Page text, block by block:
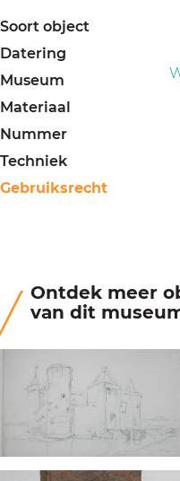
Soort object
Datering
Museum
Materiaal
Nummer
Techniek
Gebruiksrecht
Ontdek meer
van dit